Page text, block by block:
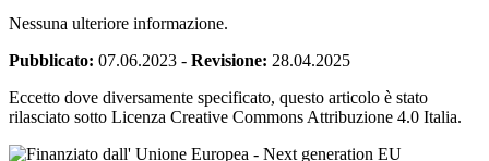
Nessuna ulteriore informazione.
Pubblicato: 07.06.2023 - Revisione: 28.04.2025
Eccetto dove diversamente specificato, questo articolo è stato
rilasciato sotto Licenza Creative Commons Attribuzione 4.0 Italia.